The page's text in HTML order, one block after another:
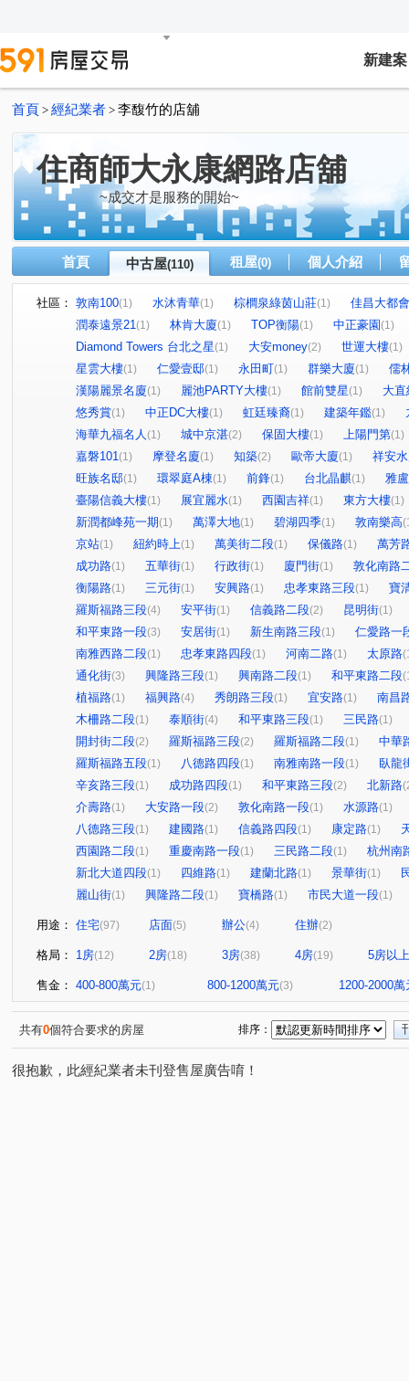
新建案
首頁 > 經紀業者 > 李馥竹的店舖
住商師大永康網路店舖
~成交才是服務的開始~
首頁 中古屋(110) 租屋(0) 個人介紹
社區： 敦南100(1) 水沐青華(1) 棕櫚泉綠茵山莊(1)
佳昌大都
潤泰遠景21(1) 林肯大廈(1) TOP衡陽(1) 中正豪園(1)
Diamond Towers 台北之星(1) 大安money(2) 世運大樓(1)
星雲大樓(1) 仁愛壹邸(1) 永田町(1) 群樂大廈(1)
儒
漢陽麗景名廈(1) 麗池PARTY大樓(1) 館前雙星(1)
大
悠秀賞(1) 中正DC大樓(1) 虹廷臻裔(1) 建築年鑑(1)
海華九福名人 (1) 城中京湛(2) 保固大樓(1) 上陽門第(1)
嘉磐101(1) 摩登名廈(1) 知築(2) 歐帝大廈(1)
祥安
旺族名邸(1) 環翠庭A棟(1) 前鋒(1) 台北晶麒(1)
雅
臺陽信義大樓(1) 展宜麗水(1) 西園吉祥(1) 東方大樓(1)
新潤都峰苑一期(1) 萬澤大地(1) 碧湖四季(1) 敦南樂高
京站(1) 紐約時上(1) 萬美街二段(1) 保儀路(1)
萬芳
成功路(1) 五華街(1) 行政街(1) 廈門街(1)
敦化南路
衡陽路(1) 三元街(1) 安興路(1) 忠孝東路三段(1)
寶
羅斯福路三段(4) 安平街(1) 信義路二段(2) 昆明街(1)
和平東路一段(3) 安居街(1) 新生南路三段(1)
仁愛路一
南雅西路二段(1) 忠孝東路四段(1) 河南二路(1) 太原路
通化街(3) 興隆路三段(1) 興南路二段(1) 和平東路二段
植福路(1) 福興路(4) 秀朗路三段(1) 宜安路(1)
南昌
木柵路二段(1) 泰順街(4) 和平東路三段(1) 三民路(1)
開封街二段(2) 羅斯福路三段(2) 羅斯福路二段(1)
中華
羅斯福路五段(1) 八德路四段(1) 南雅南路一段(1)
臥龍
辛亥路三段(1) 成功路四段(1) 和平東路三段(2) 北新路
介壽路(1) 大安路一段(2) 敦化南路一段(1) 水源路(1)
八德路三段(1) 建國路(1) 信義路四段(1) 康定路(1)
西園路二段(1) 重慶南路一段(1) 三民路二段(1)
杭州南
新北大道四段(1) 四維路(1) 建蘭北路(1) 景華街(1)
麗山街(1) 興隆路二段(1) 寶橋路(1) 市民大道一段(1)
用途： 住宅(97) 店面(5) 辦公(4) 住辦(2)
格局： 1房(12) 2房(18) 3房(38) 4房(19) 5房以上
售金： 400-800萬元(1) 800-1200萬元(3) 1200-2000萬
共有0個符合要求的房屋 排序：
很抱歉，此經紀業者未刊登售屋廣告唷！